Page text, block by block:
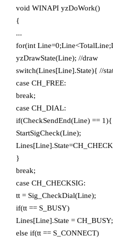
void WINAPI yzDoWork()
{
...
for(int
yzDrawState(Line); //draw
switch(Lines[Line].State){ //
case CH_FREE:
break;
case CH_DIAL:
if(CheckSendEnd(Line) == 1){
StartSigCheck(Line);
}
break;
case CH_CHECKSIG:
tt = Sig_CheckDial(Line);
if(tt == S_BUSY)
Lines[Line].State = CH_BUSY;
else if(tt == S_CONNECT)